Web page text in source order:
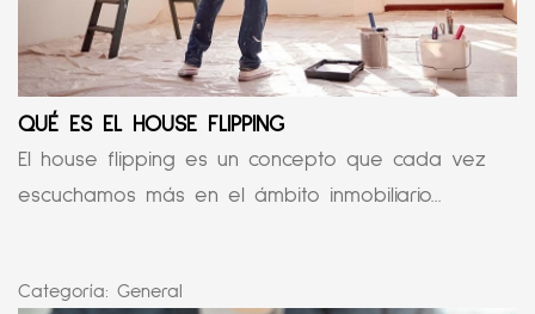
QUÉ ES EL HOUSE FLIPPING
El house flipping es un concepto que cada vez
escuchamos más en el ámbito inmobiliario...
Categoría: General